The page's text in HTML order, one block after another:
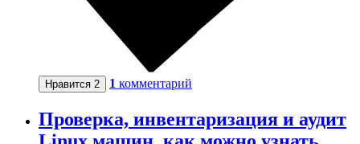
Нравится 2 1 комментарий
Проверка, инвентаризация и аудит